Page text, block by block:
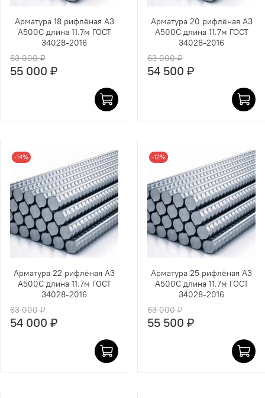
Арматура 18 рифлёная А3
А500С длина 11.7м ГОСТ
34028-2016
63 000 ₽
55 000 ₽
Арматура 20 рифлёная А3
А500С длина 11.7м ГОСТ
34028-2016
63 000 ₽
54 500 ₽
-14%
Арматура 22 рифлёная А3
А500С длина 11.7м ГОСТ
34028-2016
63 000 ₽
54 000 ₽
-12%
Арматура 25 рифлёная А3
А500С длина 11.7м ГОСТ
34028-2016
63 000 ₽
55 500 ₽